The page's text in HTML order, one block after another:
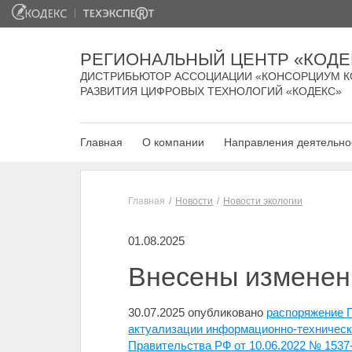
РЕГИОНАЛЬНЫЙ ЦЕНТР
ДИСТРИБЬЮТОР АССОЦИАЦИИ «КОНСОРЦИУМ
РАЗВИТИЯ ЦИФРОВЫХ ТЕХНОЛОГИЙ «КОДЕКС»
Главная О компании Направления
Главная Новости Новости экологии
01.08.2025
Внесены
30.07.2025 опубликовано распоряжение
актуализации информационно-
Правительства РФ от 10.06.2022 №